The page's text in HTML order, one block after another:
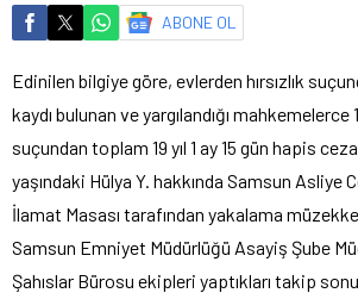
ABONE OL
Edinilen bilgiye göre, evlerden hırsızlık
kaydı bulunan ve yargılandığı mahkemelerce
suçundan toplam 19 yıl 1 ay 15 gün hapis
yaşındaki Hülya Y. hakkında Samsun Asliye
İlamat Masası tarafından yakalama
Samsun Emniyet Müdürlüğü Asayiş Şube
Şahıslar Bürosu ekipleri yaptıkları takip